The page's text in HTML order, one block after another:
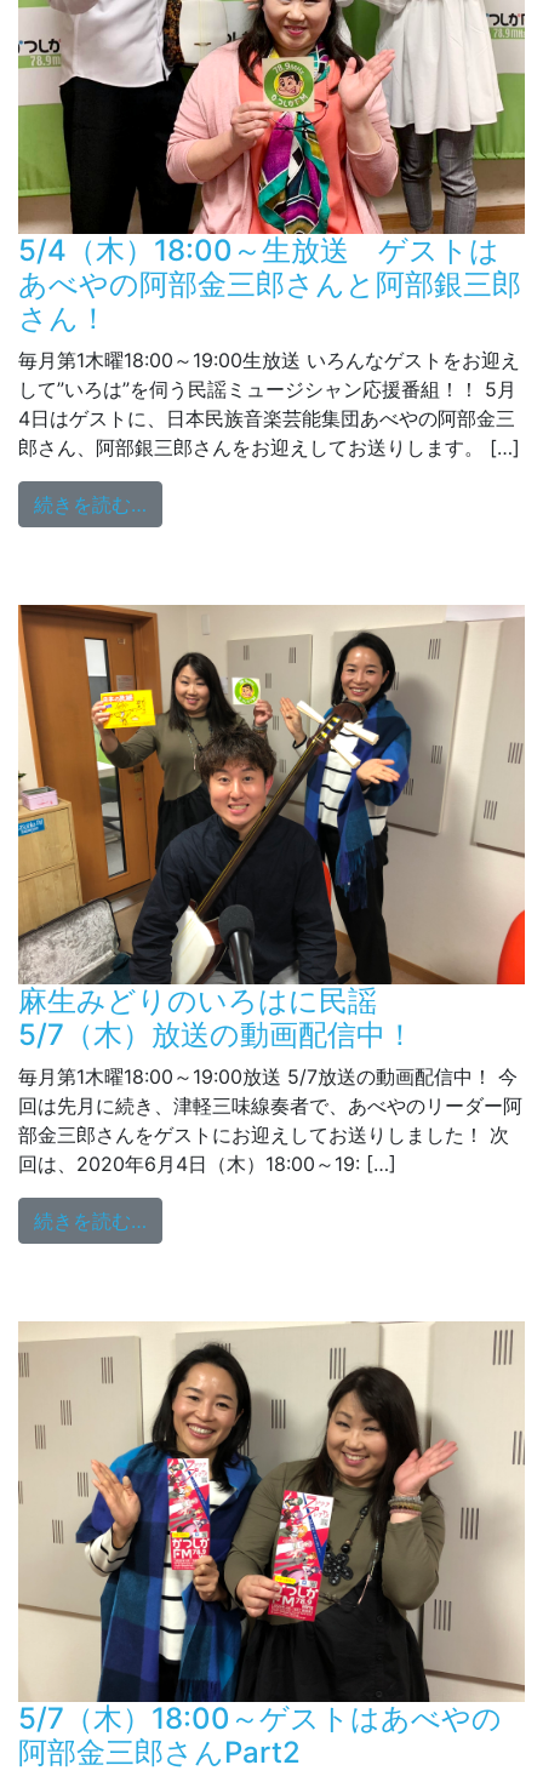
5/4（木）18:00～生放送 ゲストは
あべやの阿部金三郎さんと阿部銀三郎
さん！
毎月第1木曜18:00～19:00生放送 いろんなゲストをお迎え
して”いろは”を伺う民謡ミュージシャン応援番組！！ 5月
4日はゲストに、日本民族音楽芸能集団あべやの阿部金三
郎さん、阿部銀三郎さんをお迎えしてお送りします。 […]
続きを読む…
麻生みどりのいろはに民謡
5/7（木）放送の動画配信中！
毎月第1木曜18:00～19:00放送 5/7放送の動画配信中！ 今
回は先月に続き、津軽三味線奏者で、あべやのリーダー阿
部金三郎さんをゲストにお迎えしてお送りしました！ 次
回は、2020年6月4日（木）18:00～19: […]
続きを読む…
5/7（木）18:00～ゲストはあべやの
阿部金三郎さんPart2